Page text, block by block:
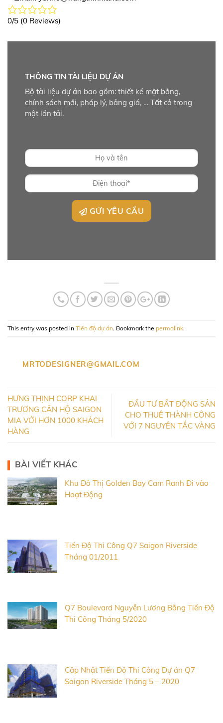
0/5 (0 Reviews)
THÔNG TIN TÀI LIỆU DỰ ÁN
Bộ tài liệu dự án bao gồm: thiết kế mặt bằng,
chính sách mới, pháp lý, bảng giá, … Tất cả trong
một lần tải.
GỬI YÊU CẦU
This entry was posted in Tiến độ dự án. Bookmark the permalink.
MRTODESIGNER@GMAIL.COM
HƯNG THỊNH CORP KHAI
TRƯƠNG CĂN HỘ SAIGON
MIA VỚI HƠN 1000 KHÁCH
HÀNG
ĐẦU TƯ BẤT ĐỘNG SẢN
CHO THUÊ THÀNH CÔNG
VỚI 7 NGUYÊN TẮC VÀNG
BÀI VIẾT KHÁC
Khu Đô Thị Golden Bay Cam Ranh Đi vào
Hoạt Động
Tiến Độ Thi Công Q7 Saigon Riverside
Tháng 01/2011
Q7 Boulevard Nguyễn Lương Bằng Tiến Độ
Thi Công Tháng 5/2020
Cập Nhật Tiến Độ Thi Công Dự án Q7
Saigon Riverside Tháng 5 – 2020